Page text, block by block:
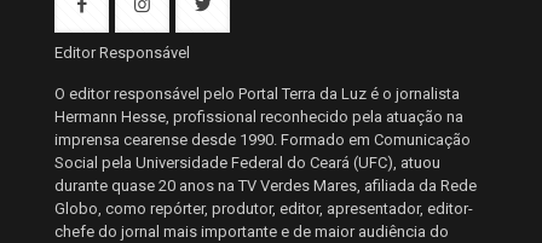
Editor Responsável
O editor responsável pelo Portal Terra da Luz é o jornalista
Hermann Hesse, profissional reconhecido pela atuação na
imprensa cearense desde 1990. Formado em Comunicação
Social pela Universidade Federal do Ceará (UFC), atuou
durante quase 20 anos na TV Verdes Mares, afiliada da Rede
Globo, como repórter, produtor, editor, apresentador, editor-
chefe do jornal mais importante e de maior audiência do